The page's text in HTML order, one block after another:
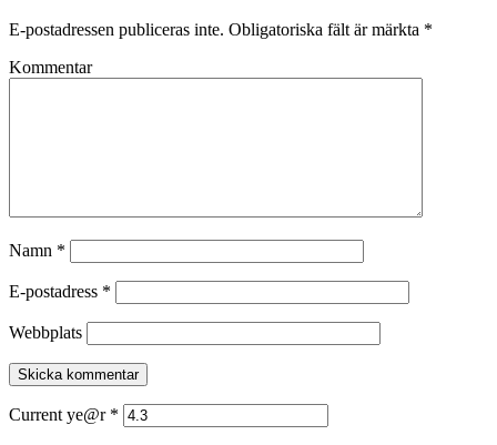
E-postadressen publiceras inte. Obligatoriska fält är märkta *
Kommentar
Namn *
E-postadress *
Webbplats
Current ye@r *